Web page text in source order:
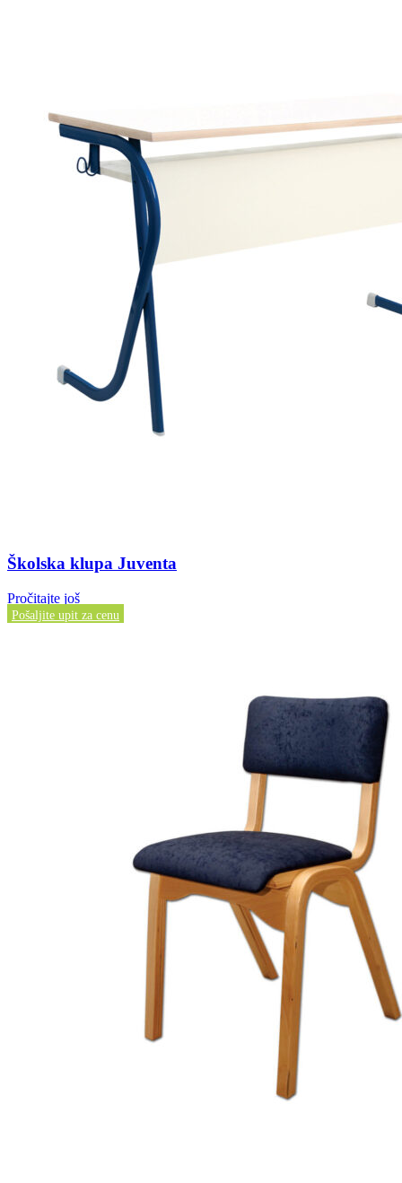
Školska klupa Juventa
Pročitajte još
Pošaljite upit za cenu